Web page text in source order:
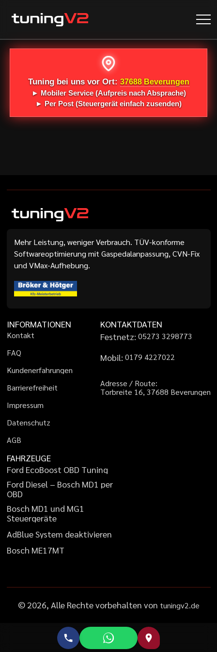
Tuning bei uns vor Ort: 37688 Beverungen
► Mobiler Service(Aufpreis nach Absprache)
►Per Post(Steuergerät einfach zusenden)
Mehr Leistung, weniger Verbrauch. TÜV-konforme
Softwareoptimierung mit Gaspedalanpassung, CVN-Fix
und VMax-Aufhebung.
INFORMATIONEN
Kontakt
FAQ
Kundenerfahrungen
Barrierefreiheit
Impressum
Datenschutz
AGB
KONTAKTDATEN
Festnetz: 05273 3298773
Mobil: 01 79 4227022
Adresse / Route:
Torbreite 16, 37688 Beverungen
FAHRZEUGE
Ford EcoBoost OBD Tuning
Ford Diesel – Bosch MD1 per
OBD
Bosch MD1 und MG1
Steuergeräte
AdBlueSystem deaktivieren
Bosch ME17MT
© 2026, Alle Rechte vorbehalten von tuningv2.de